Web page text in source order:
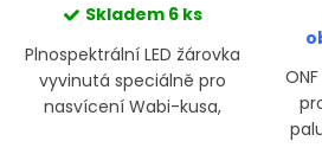
Skladem 6 ks
Plnospektrální LED žárovka
vyvinutá speciálně pro
nasvícení Wabi-kusa,